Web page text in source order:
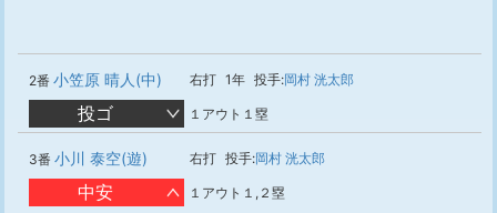
2番 小笠原 晴人(中) 右打 1年 投手:岡村 洸太郎
投ゴ １アウト１塁
3番 小川 泰空(遊) 右打 投手:岡村 洸太郎
中安 １アウト１,２塁